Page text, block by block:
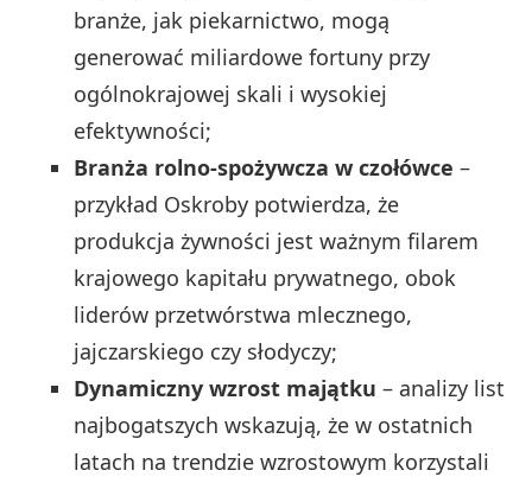
branże, jak piekarnictwo, mogą
generować miliardowe fortuny przy
ogólnokrajowej skali i wysokiej
efektywności;
Branża rolno‑spożywcza w czołówce –
przykład Oskroby potwierdza, że
produkcja żywności jest ważnym filarem
krajowego kapitału prywatnego, obok
liderów przetwórstwa mlecznego,
jajczarskiego czy słodyczy;
Dynamiczny wzrost majątku – analizy list
najbogatszych wskazują, że w ostatnich
latach na trendzie wzrostowym korzystali